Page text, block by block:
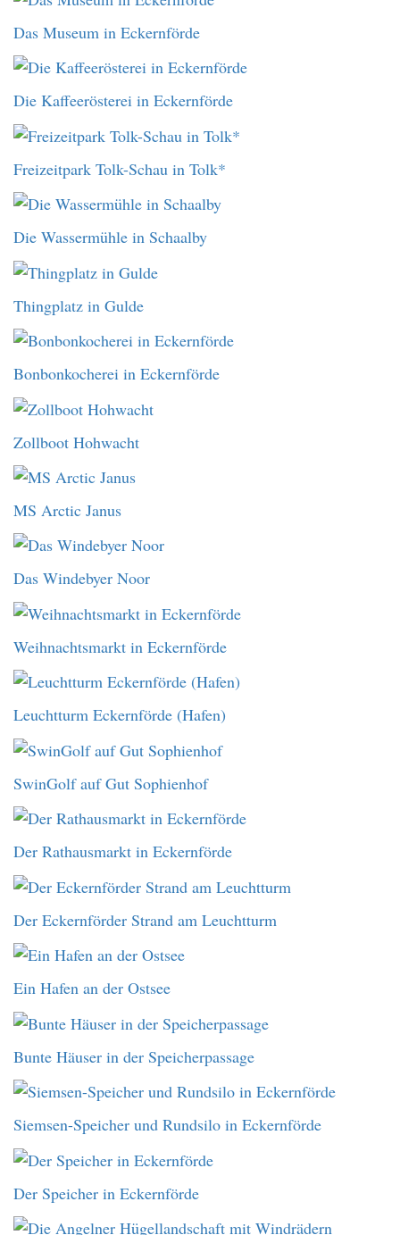
Das Museum in Eckernförde
Die Kaffeerösterei in Eckernförde
Freizeitpark Tolk-Schau in Tolk*
Die Wassermühle in Schaalby
Thingplatz in Gulde
Bonbonkocherei in Eckernförde
Zollboot Hohwacht
MS Arctic Janus
Das Windebyer Noor
Weihnachtsmarkt in Eckernförde
Leuchtturm Eckernförde (Hafen)
SwinGolf auf Gut Sophienhof
Der Rathausmarkt in Eckernförde
Der Eckernförder Strand am Leuchtturm
Ein Hafen an der Ostsee
Bunte Häuser in der Speicherpassage
Siemsen-Speicher und Rundsilo in Eckernförde
Der Speicher in Eckernförde